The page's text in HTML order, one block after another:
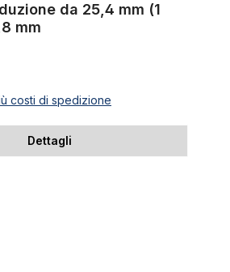
da 25,4 mm (1
mm
costi di spedizione
Dettagli